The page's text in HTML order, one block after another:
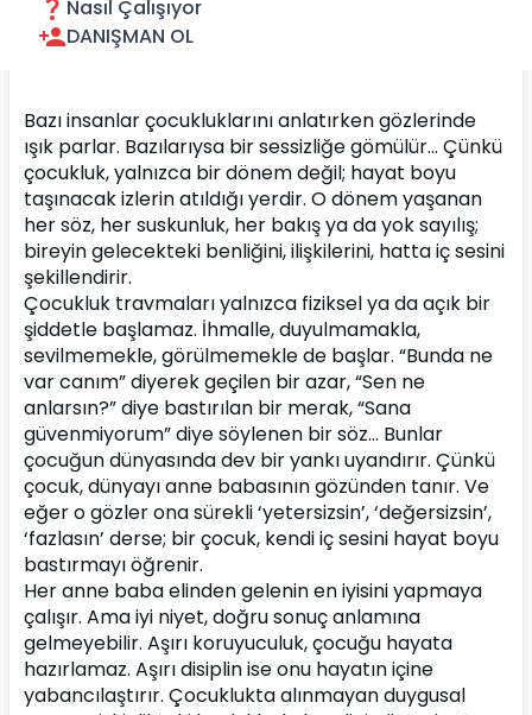
Nasıl Çalışıyor
DANIŞMAN OL
Bazı insanlar çocukluklarını anlatırken gözlerinde
ışık parlar. Bazılarıysa bir sessizliğe gömülür… Çünkü
çocukluk, yalnızca bir dönem değil; hayat boyu
taşınacak izlerin atıldığı yerdir. O dönem yaşanan
her söz, her suskunluk, her bakış ya da yok sayılış;
bireyin gelecekteki benliğini, ilişkilerini, hatta iç sesini
şekillendirir.
Çocukluk travmaları yalnızca fiziksel ya da açık bir
şiddetle başlamaz. İhmalle, duyulmamakla,
sevilmemekle, görülmemekle de başlar. “Bunda ne
var canım” diyerek geçilen bir azar, “Sen ne
anlarsın?” diye bastırılan bir merak, “Sana
güvenmiyorum” diye söylenen bir söz… Bunlar
çocuğun dünyasında dev bir yankı uyandırır. Çünkü
çocuk, dünyayı anne babasının gözünden tanır. Ve
eğer o gözler ona sürekli ‘yetersizsin’, ‘değersizsin’,
‘fazlasın’ derse; bir çocuk, kendi iç sesini hayat boyu
bastırmayı öğrenir.
Her anne baba elinden gelenin en iyisini yapmaya
çalışır. Ama iyi niyet, doğru sonuç anlamına
gelmeyebilir. Aşırı koruyuculuk, çocuğu hayata
hazırlamaz. Aşırı disiplin ise onu hayatın içine
yabancılaştırır. Çocuklukta alınmayan duygusal